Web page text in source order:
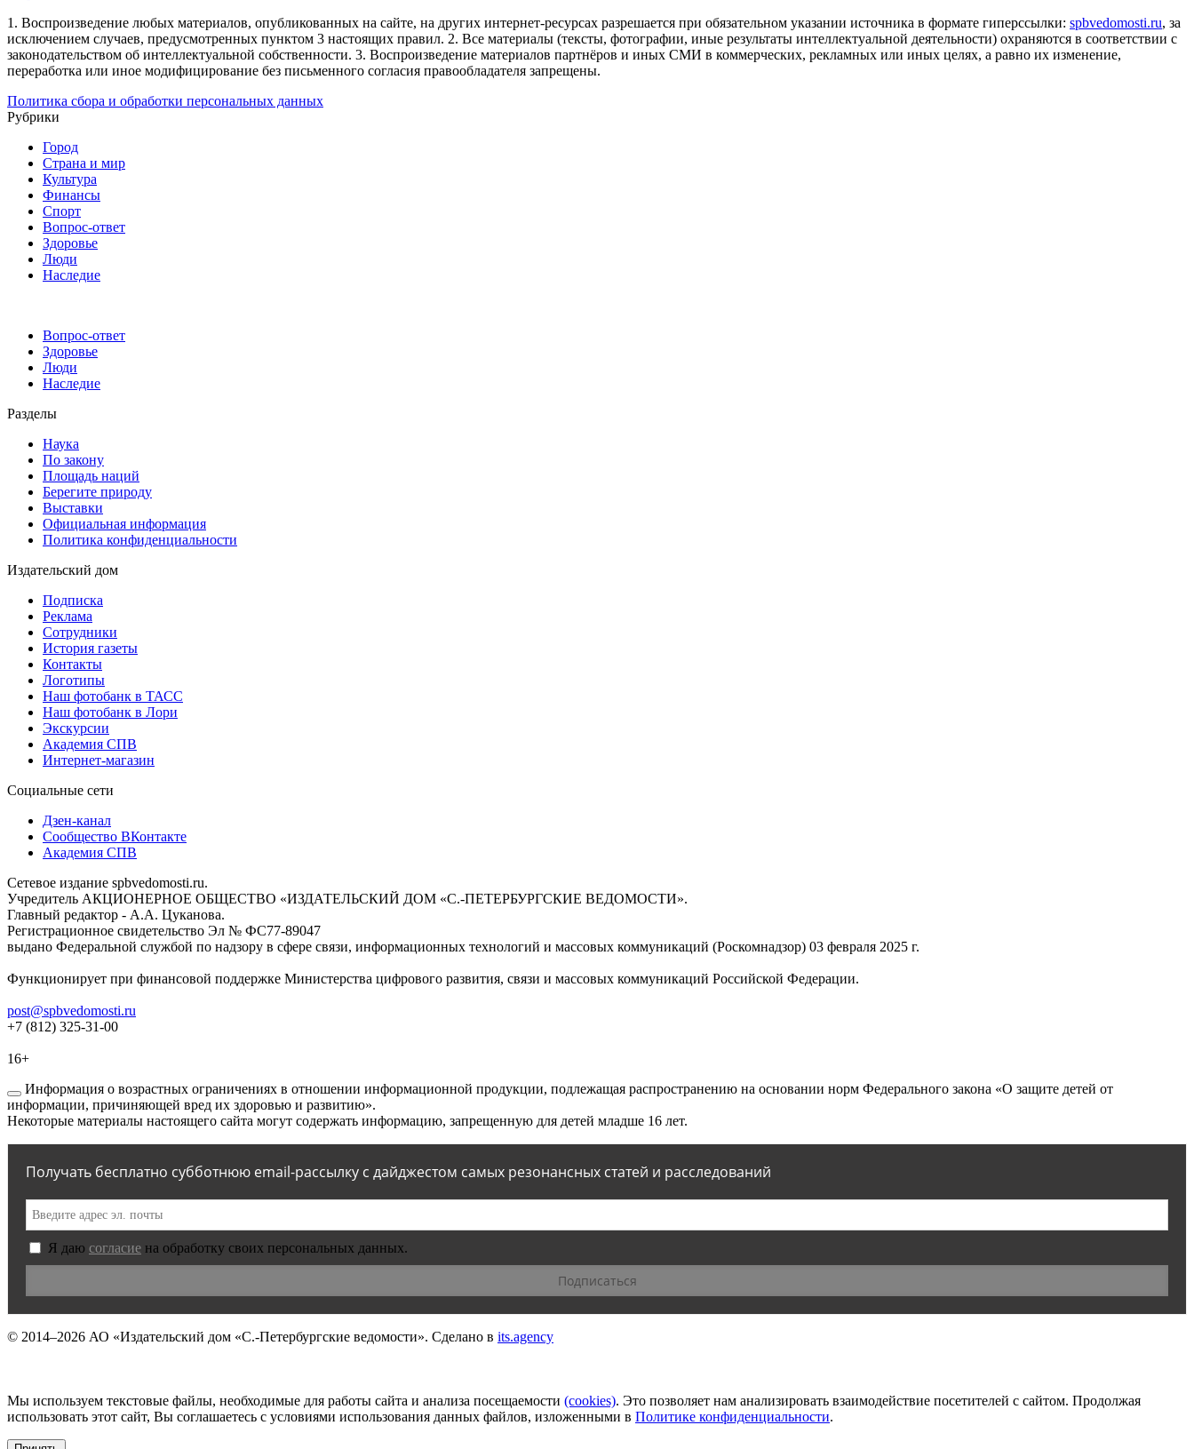
1. Воспроизведение любых материалов, опубликованных на сайте, на других интернет-ресурсах разрешается при обязательном указании источника в формате гиперссылки: spbvedomosti.ru, за
исключением случаев, предусмотренных пунктом 3 настоящих правил. 2. Все материалы (тексты, фотографии, иные результаты интеллектуальной деятельности) охраняются в соответствии с
законодательством об интеллектуальной собственности. 3. Воспроизведение материалов партнёров и иных СМИ в коммерческих, рекламных или иных целях, а равно их изменение,
переработка или иное модифицирование без письменного согласия правообладателя запрещены.
Политика сбора и обработки персональных данных
Рубрики
Город
Страна и мир
Культура
Финансы
Спорт
Вопрос-ответ
Здоровье
Люди
Наследие
Вопрос-ответ
Здоровье
Люди
Наследие
Разделы
Наука
По закону
Площадь наций
Берегите природу
Выставки
Официальная информация
Политика конфиденциальности
Издательский дом
Подписка
Реклама
Сотрудники
История газеты
Контакты
Логотипы
Наш фотобанк в ТАСС
Наш фотобанк в Лори
Экскурсии
Академия СПВ
Интернет-магазин
Социальные сети
Дзен-канал
Сообщество ВКонтакте
Академия СПВ
Сетевое издание spbvedomosti.ru.
Учредитель АКЦИОНЕРНОЕ ОБЩЕСТВО «ИЗДАТЕЛЬСКИЙ ДОМ «С.-ПЕТЕРБУРГСКИЕ ВЕДОМОСТИ».
Главный редактор - А.А. Цуканова.
Регистрационное свидетельство Эл № ФС77-89047
выдано Федеральной службой по надзору в сфере связи, информационных технологий и массовых коммуникаций (Роскомнадзор) 03 февраля 2025 г.
Функционирует при финансовой поддержке Министерства цифрового развития, связи и массовых коммуникаций Российской Федерации.
post@spbvedomosti.ru
+7 (812) 325-31-00
16+
Информация о возрастных ограничениях в отношении информационной продукции, подлежащая распространению на основании норм Федерального закона «О защите детей от
информации, причиняющей вред их здоровью и развитию».
Некоторые материалы настоящего сайта могут содержать информацию, запрещенную для детей младше 16 лет.
Получать бесплатно субботнюю email-рассылку с дайджестом самых резонансных статей и расследований
Я даю согласие на обработку своих персональных данных.
© 2014–2026 АО «Издательский дом «С.-Петербургские ведомости». Сделано в its.agency
Мы используем текстовые файлы, необходимые для работы сайта и анализа посещаемости (сookies). Это позволяет нам анализировать взаимодействие посетителей с сайтом. Продолжая
использовать этот сайт, Вы соглашаетесь с условиями использования данных файлов, изложенными в Политике конфиденциальности.